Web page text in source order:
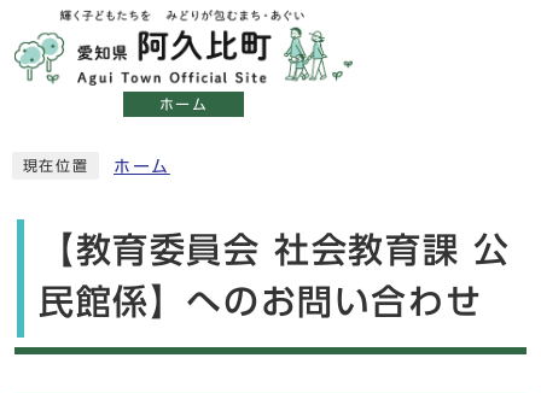
ホーム
現在位置 ホーム
【教育委員会 社会教育課 公
民館係】へのお問い合わせ